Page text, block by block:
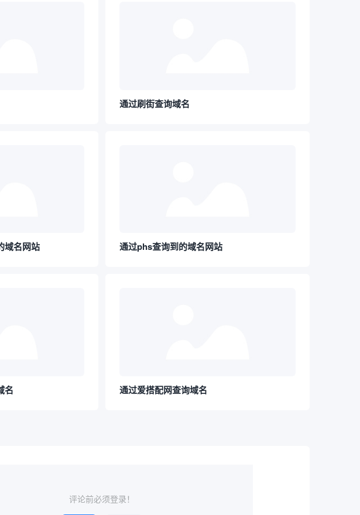
通过刷街查询域名
域名网站 通过phs查询到的域名网站
名 通过爱搭配网查询域名
评论前必须登录！